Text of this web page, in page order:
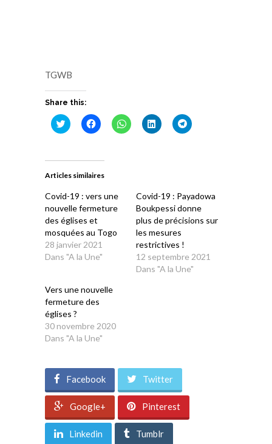
TGWB
Share this:
Cliquez
pour
dans
nouvelle
Cliquez
pour
dans
nouvelle
Cliquez
pour
Cliquez
pour
Cliquez
pour
Articles similaires
Covid-19 : vers une
nouvelle fermeture
des églises et
mosquées au Togo
28 janvier 2021
Dans "A la Une"
Covid-19 : Payadowa
Boukpessi donne
plus de précisions sur
les mesures
restrictives !
12 septembre 2021
Dans "A la Une"
Vers une nouvelle
fermeture des
églises ?
30 novembre 2020
Dans "A la Une"
Facebook Twitter
Google+ Pinterest
Linkedin Tumblr